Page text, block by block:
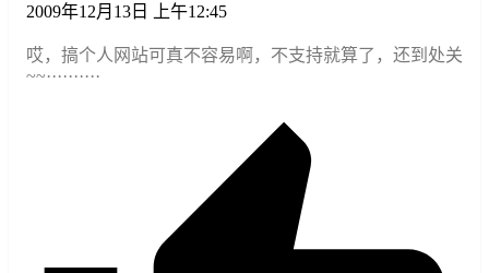
2009年12月13日 上午12:45
哎，搞个人网站可真不容易啊，不支持就算了，还到处关
~~··········